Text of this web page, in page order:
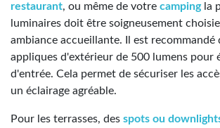
restaurant, ou même de votre campingla
luminaires doit être soigneusement
ambiance accueillante. Il est recommandé
appliques d'extérieur de 500 lumens pour
d'entrée. Cela permet de sécuriser les
un éclairage agréable.
Pour les terrasses, des spots ou